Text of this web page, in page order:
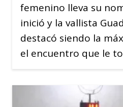
femenino lleva su
inició y la vallista
destacó siendo la
el encuentro que le